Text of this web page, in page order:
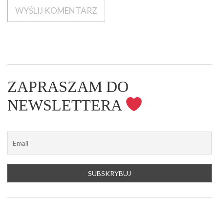
ZAPRASZAM DO
NEWSLETTERA